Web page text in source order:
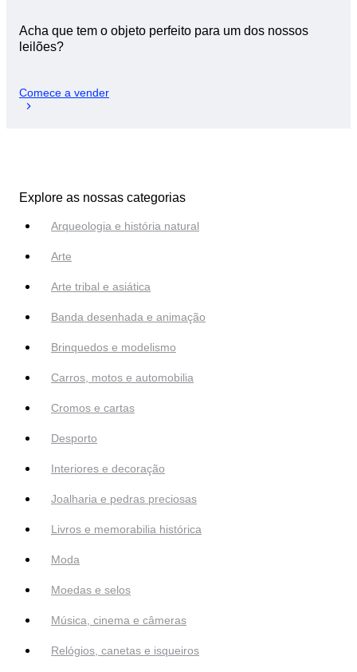
Acha que tem o objeto perfeito para um dos nossos
leilões?
Comece a vender
Explore as nossas categorias
Arqueologia e história natural
Arte
Arte tribal e asiática
Banda desenhada e animação
Brinquedos e modelismo
Carros, motos e automobilia
Cromos e cartas
Desporto
Interiores e decoração
Joalharia e pedras preciosas
Livros e memorabilia histórica
Moda
Moedas e selos
Música, cinema e câmeras
Relógios, canetas e isqueiros